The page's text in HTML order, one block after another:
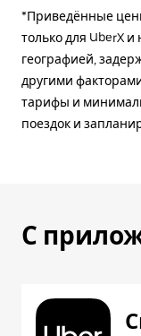
*Приведённые
только для UberX
географией,
другими
тарифы и
поездок и
С